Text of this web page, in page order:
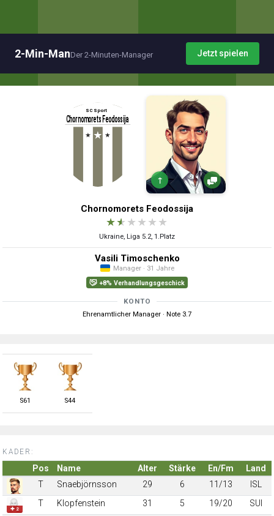
2-Min-ManDer 2-Minuten-Manager Jetzt spielen
↑
Chornomorets Feodossija
★★ ★ ★ ★ ★
Ukraine, Liga 5.2, 1.Platz
Vasili Timoschenko
Manager · 31 Jahre
+8% Verhandlungsgeschick
KONTO
Ehrenamtlicher Manager · Note 3.7
S61 S44
KADER:
Pos Name Alter Stärke En/Fm
Land
T
Snaebjörnsson 29 6 11/13 ISL
✚ 2
T Klopfenstein 31 5 19/20
SUI